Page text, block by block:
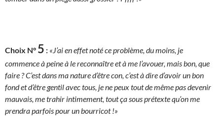
Choix N° 5 : «J’ai en effet noté ce problème, du moins, je
commence à peine à le reconnaître et à me l’avouer, mais bon, que
faire ? C’est dans ma nature d’être con, c’est à dire d’avoir un bon
fond et d’être gentil avec tous, je ne peux tout de même pas devenir
mauvais, me trahir intimement, tout ça sous prétexte qu’on me
prendra parfois pour un bourricot !»